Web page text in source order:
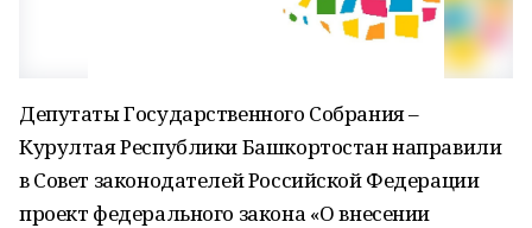
Депутаты Государственного Собрания –
Курултая Республики Башкортостан направили
в Совет законодателей Российской Федерации
проект федерального закона «О внесении